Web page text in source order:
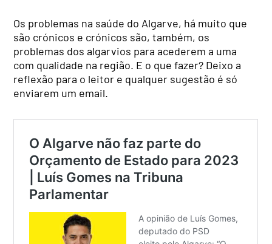
Os problemas na saúde do Algarve, há muito que
são crónicos e crónicos são, também, os
problemas dos algarvios para acederem a uma
com qualidade na região. E o que fazer? Deixo a
reflexão para o leitor e qualquer sugestão é só
enviarem um email.